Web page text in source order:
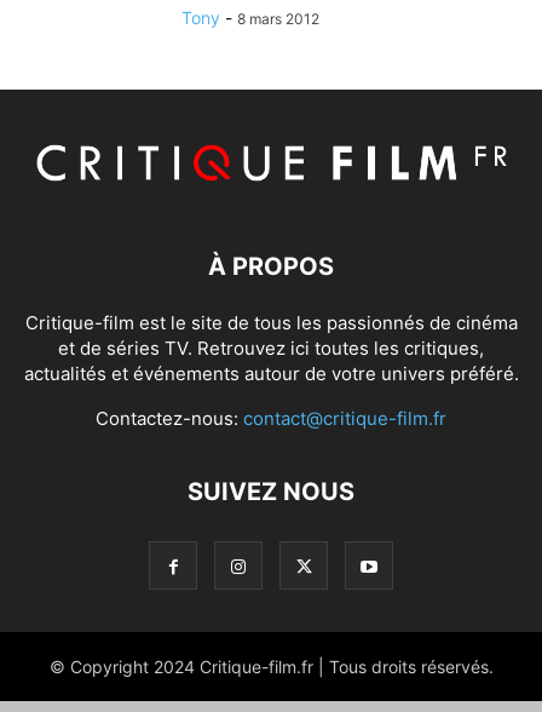
Tony - 8 mars 2012
À PROPOS
Critique-film est le site de tous les passionnés de cinéma
et de séries TV. Retrouvez ici toutes les critiques,
actualités et événements autour de votre univers préféré.
Contactez-nous: contact@critique-film.fr
SUIVEZ NOUS
© Copyright 2024 Critique-film.fr | Tous droits réservés.